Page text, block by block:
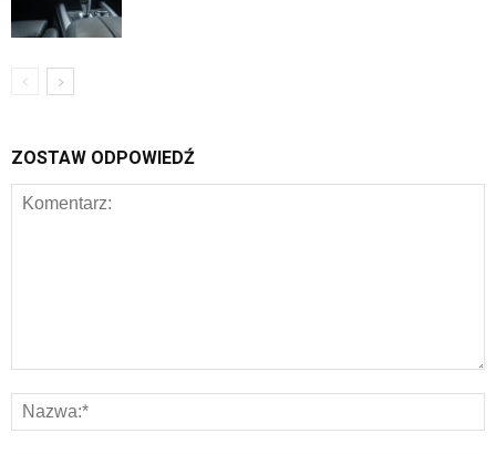
ZOSTAW ODPOWIEDŹ